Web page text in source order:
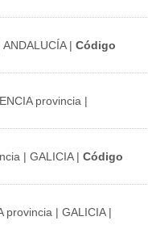
| Código
provincia |
| GALICIA | Código
provincia | GALICIA |